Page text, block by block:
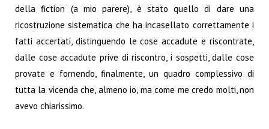
della fiction (a mio parere), è stato quello di dare una
ricostruzione sistematica che ha incasellato correttamente i
fatti accertati, distinguendo le cose accadute e riscontrate,
dalle cose accadute prive di riscontro, i sospetti, dalle cose
provate e fornendo, finalmente, un quadro complessivo di
tutta la vicenda che, almeno io, ma come me credo molti, non
avevo chiarissimo.